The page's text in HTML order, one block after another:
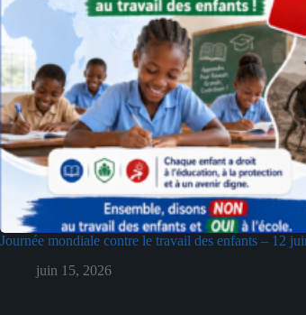
Journée mondiale contre le travail des enfants – 12
juin 15, 2026